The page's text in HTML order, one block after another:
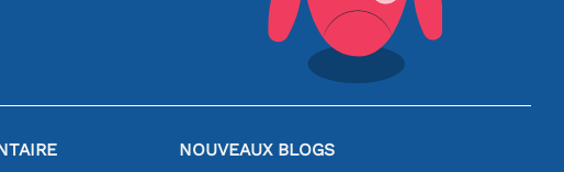
NOUVEAUX BLOGS